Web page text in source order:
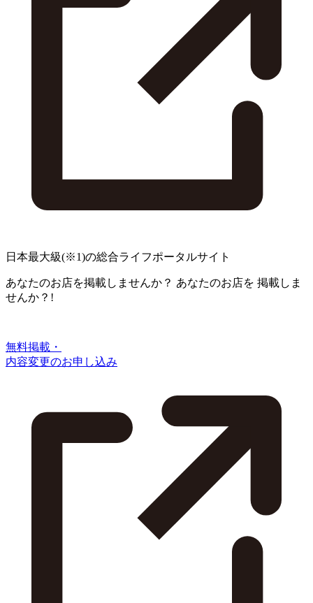
日本最大級(※1)の総合ライフポータルサイト
あなたのお店を掲載しませんか？ あなたのお店を 掲載しま
せんか？!
無料掲載・
内容変更のお申し込み